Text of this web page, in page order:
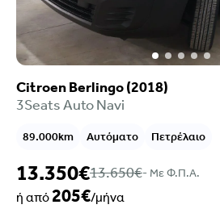
Citroen Berlingo (2018)
3Seats Auto Navi
89.000km Αυτόματο Πετρέλαιο
13.350€13.650€- Mε Φ.Π.Α.
ή από205€/μήνα
Χρονολογία
Καύσιμο
Σασμάν
Χιλιόμετρα
Χρώμα
Κυβικά
Μετάδοση
Εξοπλισμός
Euroclass
Ρύποι